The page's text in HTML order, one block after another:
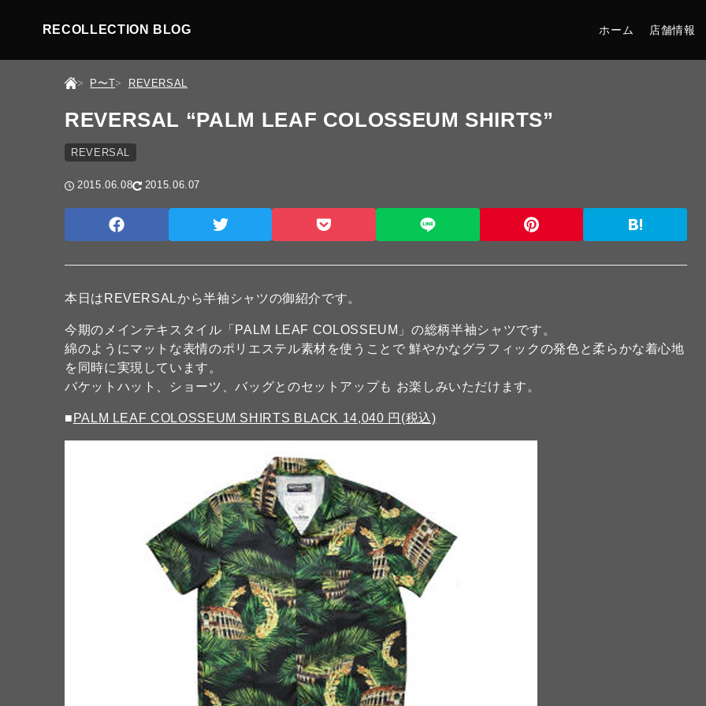
RECOLLECTION BLOG ホーム 店舗情報
P〜T REVERSAL
REVERSAL “PALM LEAF COLOSSEUM SHIRTS”
REVERSAL
2015.06.08 2015.06.07
本日はREVERSALから半袖シャツの御紹介です。
今期のメインテキスタイル「PALM LEAF COLOSSEUM」の総柄半袖シャツです。
綿のようにマットな表情のポリエステル素材を使うことで 鮮やかなグラフィックの発色と柔らかな着心地
を同時に実現しています。
バケットハット、ショーツ、バッグとのセットアップも お楽しみいただけます。
■ PALM LEAF COLOSSEUM SHIRTS BLACK 14,040 円(税込)